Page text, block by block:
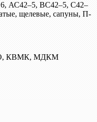
ВС42–5, С42–
щелевые, сапуны, П-
КВМК, МДКМ